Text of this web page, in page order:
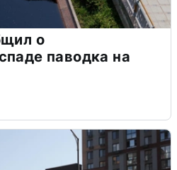
о
паводка на